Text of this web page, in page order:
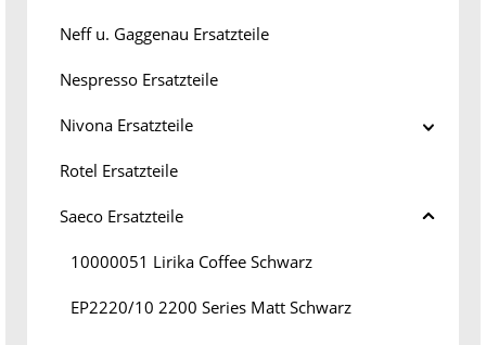
Neff u. Gaggenau Ersatzteile
Nespresso Ersatzteile
Nivona Ersatzteile
Rotel Ersatzteile
Saeco Ersatzteile
10000051 Lirika Coffee Schwarz
EP2220/10 2200 Series Matt Schwarz